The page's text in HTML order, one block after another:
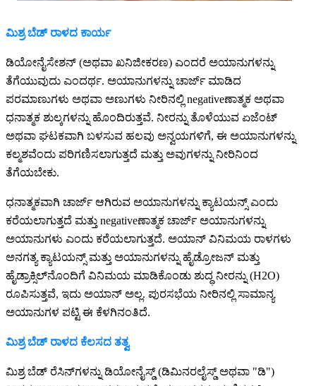
ಮಿಶ್ರ ಬೆಡ್ ರಾಳದ ಕಾರ್ಯ
ಡಿಯೋನೈಸೇಶನ್ (ಅಥವಾ ಖನಿಜೀಕರಣ) ಎಂದರೆ ಅಯಾನುಗಳನ್ನು
ತೆಗೆಯುವುದು ಎಂದರ್ಥ. ಅಯಾನುಗಳನ್ನು ಚಾರ್ಜ್ ಮಾಡಿದ
ಪರಮಾಣುಗಳು ಅಥವಾ ಅಣುಗಳು ನೀರಿನಲ್ಲಿ negativeಣಾತ್ಮಕ ಅಥವಾ
ಧನಾತ್ಮಕ ಶುಲ್ಕಗಳನ್ನು ಹೊಂದಿರುತ್ತವೆ. ನೀರನ್ನು ತೊಳೆಯುವ ಏಜೆಂಟ್
ಅಥವಾ ಘಟಕವಾಗಿ ಬಳಸುವ ಹಲವು ಅನ್ವಯಗಳಿಗೆ, ಈ ಅಯಾನುಗಳನ್ನು
ಕಲ್ಮಶವೆಂದು ಪರಿಗಣಿಸಲಾಗುತ್ತದೆ ಮತ್ತು ಅವುಗಳನ್ನು ನೀರಿನಿಂದ
ತೆಗೆಯಬೇಕು.
ಧನಾತ್ಮಕವಾಗಿ ಚಾರ್ಜ್ ಆಗಿರುವ ಅಯಾನುಗಳನ್ನು ಕ್ಯಾಟಯನ್ಸ್ ಎಂದು
ಕರೆಯಲಾಗುತ್ತದೆ ಮತ್ತು negativeಣಾತ್ಮಕ ಚಾರ್ಜ್ ಅಯಾನುಗಳನ್ನು
ಅಯಾನುಗಳು ಎಂದು ಕರೆಯಲಾಗುತ್ತದೆ. ಅಯಾನ್ ವಿನಿಮಯ ರಾಳಗಳು
ಅನಗತ್ಯ ಕ್ಯಾಟಯನ್ಸ್ ಮತ್ತು ಅಯಾನುಗಳನ್ನು ಹೈಡ್ರೋಜನ್ ಮತ್ತು
ಹೈಡ್ರಾಕ್ಸಿಲ್‌ನೊಂದಿಗೆ ವಿನಿಮಯ ಮಾಡಿಕೊಂಡು ಶುದ್ಧ ನೀರನ್ನು (H2O)
ರೂಪಿಸುತ್ತವೆ, ಇದು ಅಯಾನ್ ಅಲ್ಲ. ಪುರಸಭೆಯ ನೀರಿನಲ್ಲಿ ಸಾಮಾನ್ಯ
ಅಯಾನುಗಳ ಪಟ್ಟಿ ಈ ಕೆಳಗಿನಂತಿದೆ.
ಮಿಶ್ರ ಬೆಡ್ ರಾಳದ ಕೆಲಸದ ತತ್ವ
ಮಿಶ್ರ ಬೆಡ್ ರೆಸಿನ್‌ಗಳನ್ನು ಡಿಯೋನೈಸ್ಡ್ (ಡಿಮಿನರಲೈಸ್ಡ್ ಅಥವಾ "ಡಿ")